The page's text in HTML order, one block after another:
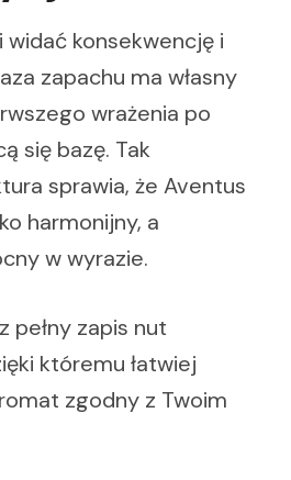
konsekwencję i
zapachu ma własny
wrażenia po
się bazę. Tak
sprawia, że Aventus
harmonijny, a
w wyrazie.
pełny zapis nut
któremu łatwiej
zgodny z Twoim